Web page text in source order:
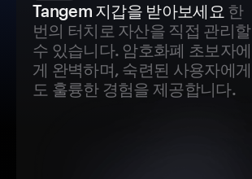
Tangem 지갑을 받아보세요 한
번의 터치로 자산을 직접 관리할
수 있습니다. 암호화폐 초보자에
게 완벽하며, 숙련된 사용자에게
도 훌륭한 경험을 제공합니다.